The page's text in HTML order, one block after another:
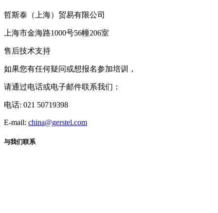
哲斯泰（上海）贸易有限公司
上海市金海路1000号56幢206室
售后技术支持
如果您有任何疑问或想报名参加培训，
请通过电话或电子邮件联系我们：
电话: 021 50719398
E-mail: china@gerstel.com
与我们联系